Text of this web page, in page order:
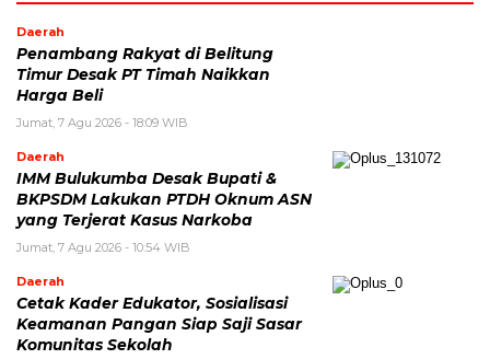
Daerah
Penambang Rakyat di Belitung
Timur Desak PT Timah Naikkan
Harga Beli
Jumat, 7 Agu 2026 - 18:09 WIB
Daerah
IMM Bulukumba Desak Bupati &
BKPSDM Lakukan PTDH Oknum ASN
yang Terjerat Kasus Narkoba
Jumat, 7 Agu 2026 - 10:54 WIB
Daerah
Cetak Kader Edukator, Sosialisasi
Keamanan Pangan Siap Saji Sasar
Komunitas Sekolah